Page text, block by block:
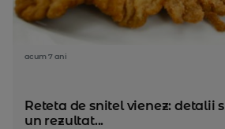
acum 7 ani
Reteta de snitel vienez: detalii
un rezultat...